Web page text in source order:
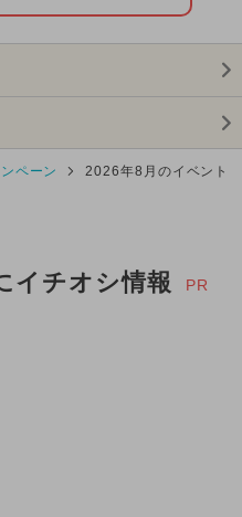
ペーン 2026年8月のイベント
イチオシ情報 PR